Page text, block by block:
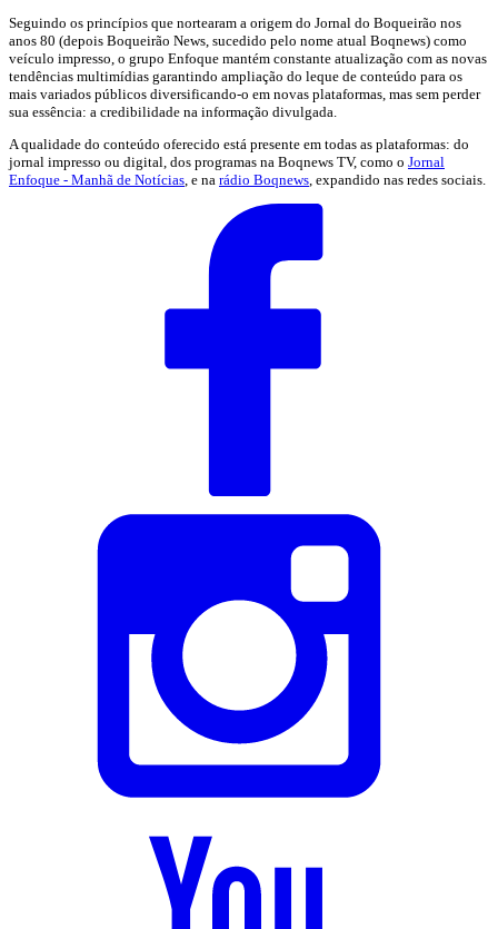
Seguindo os princípios que nortearam a origem do Jornal do Boqueirão nos
anos 80 (depois Boqueirão News, sucedido pelo nome atual Boqnews) como
veículo impresso, o grupo Enfoque mantém constante atualização com as novas
tendências multimídias garantindo ampliação do leque de conteúdo para os
mais variados públicos diversificando-o em novas plataformas, mas sem perder
sua essência: a credibilidade na informação divulgada.
A qualidade do conteúdo oferecido está presente em todas as plataformas: do
jornal impresso ou digital, dos programas na Boqnews TV, como o Jornal
Enfoque - Manhã de Notícias , e na rádio Boqnews , expandido nas redes sociais.